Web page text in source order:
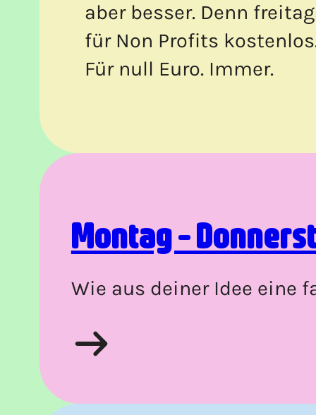
aber besser. Denn
für Non Profits
Für null Euro. Immer.
Montag -
Wie aus deiner Idee eine